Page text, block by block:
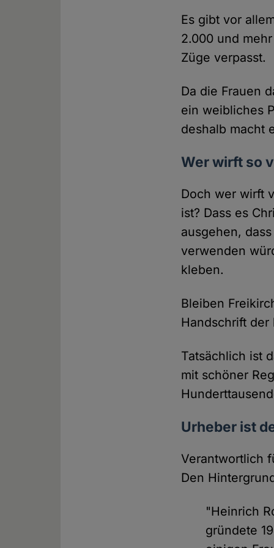
Es gibt vor
2.000 und
Züge verpasst.
Da die Frauen
ein weibliches
deshalb macht
Wer wirft so
Doch wer wirft
ist? Dass es
ausgehen,
verwenden
kleben.
Bleiben
Handschrift der
Tatsächlich ist
mit schöner
Urheber ist
Verantwortlich
Den
"Heinrich
gründete